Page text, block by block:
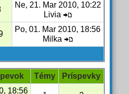
Ne, 21. Mar 2010, 10:22
Livia
Po, 01. Mar 2010, 18:56
Milka
Témy Príspevky
18:56